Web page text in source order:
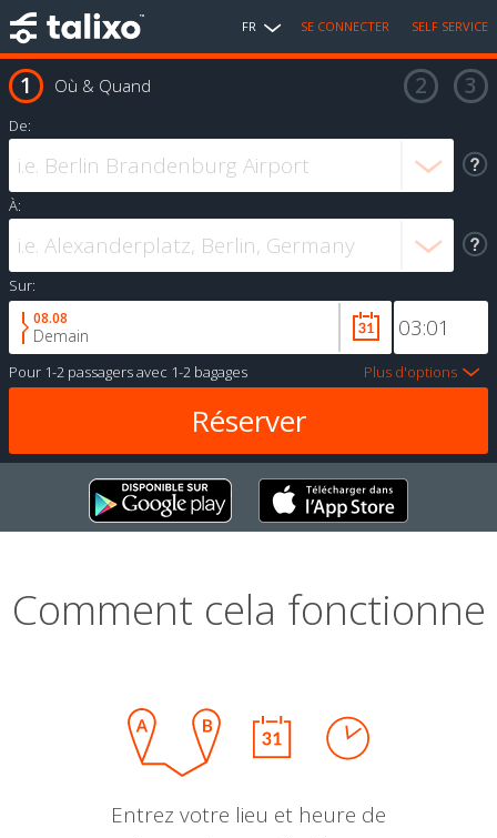
FR SE CONNECTER SELF SERVICE
Où & Quand
De:
À:
Sur:
08.08
Demain
Pour 1-2 passagersavec 1-2 bagages Plus d'options
Comment cela fonctionne
Entrez votre lieu et heure de